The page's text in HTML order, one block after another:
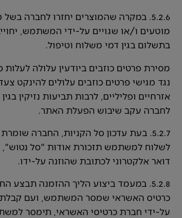
5.2.6. במקרה שהמוצרים יחזרו לחברה
מוטעים ו/או שגויים על-ידי המשתמש,
בתשלום בגין דמי משלוח וטיפול.
מסירת פרטים כוזבים ביודעין עלולה לעלות
נגד מגישי פרטים כוזבים עלולים להינקט
אזרחיים ופליליים, לרבות תביעות נזיקין
לחברה עקב שיבוש הפעלת האתר.
5.2.7. בעת עדכון סל הקניות, החברה
לשלוח למשתמש תזכורת אודות "סל
דואר אלקטרוני לכתובת שהוזנה על-ידו.
5.2.8. במעמד ביצוע הליך ההזמנה תבצע
כרטיס האשראי שמסר המשתמש, ועם קבלת
על-ידי חברת כרטיסי האשראי, תימסר